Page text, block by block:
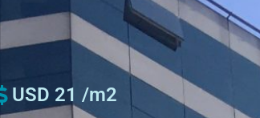
USD 21 /m2